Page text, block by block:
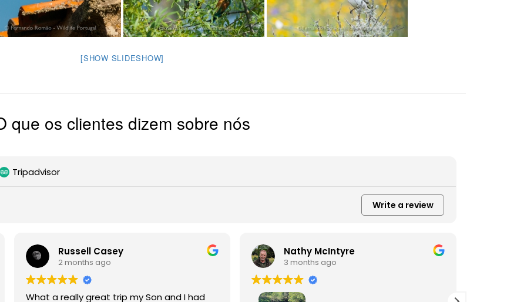
[SHOW SLIDESHOW]
que os clientes dizem sobre nós
Tripadvisor
Write a review
Russell Casey
2 months ago
What a really great trip my Son and I had
Nathy McIntyre
3 months ago